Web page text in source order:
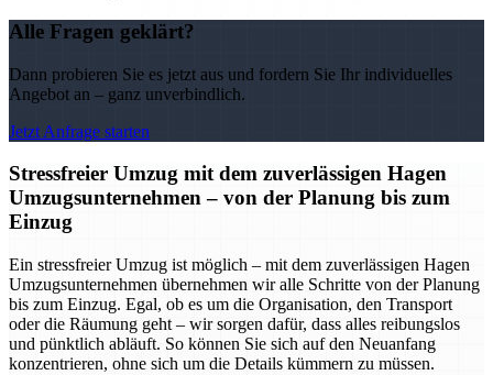
Alle Fragen geklärt?
Dann probieren Sie es jetzt aus und fordern Sie Ihr individuelles
Angebot an – ganz unverbindlich.
Jetzt Anfrage starten
Stressfreier Umzug mit dem zuverlässigen Hagen
Umzugsunternehmen – von der Planung bis zum
Einzug
Ein stressfreier Umzug ist möglich – mit dem zuverlässigen Hagen
Umzugsunternehmen übernehmen wir alle Schritte von der Planung
bis zum Einzug. Egal, ob es um die Organisation, den Transport
oder die Räumung geht – wir sorgen dafür, dass alles reibungslos
und pünktlich abläuft. So können Sie sich auf den Neuanfang
konzentrieren, ohne sich um die Details kümmern zu müssen.